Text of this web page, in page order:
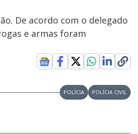
De acordo com o delegado
e armas foram
POLÍCIA POLÍCIA CIVIL